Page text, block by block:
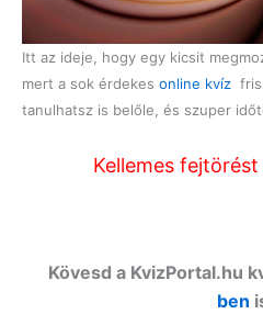
Itt az ideje, hogy egy kicsit
mert a sok érdekes online kvíz
tanulhatsz is belőle, és szuper
Kellemes
Kövesd a KvizPortal.hu
ben